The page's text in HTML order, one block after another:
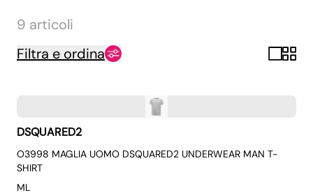
9 articoli
Filtra e ordina
DSQUARED2
O3998 MAGLIA UOMO DSQUARED2 UNDERWEAR MAN T-
SHIRT
ML